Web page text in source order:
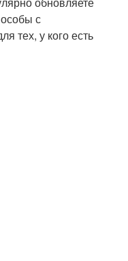
с
тех, у кого есть